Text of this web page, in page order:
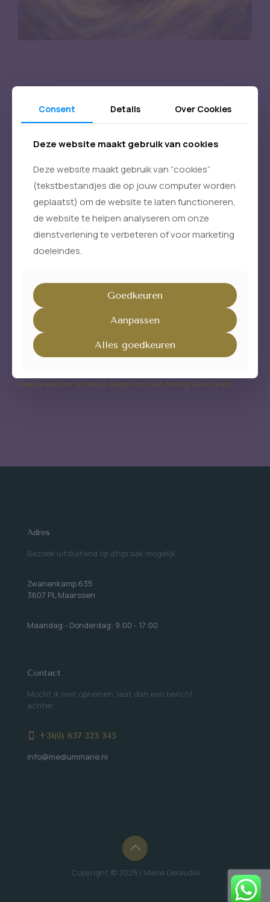
Trance Healing
In mijn sessies werk ik vanuit een diepe afstemming op
helende energie.
Ik ga in een lichte trance, waardoor de heling door mij heen
kan stromen naar de lagen waar jij het op dat moment nodig
hebt.
Je hoeft niets te doen, alleen aanwezig te zijn, te ademen en
De energie weet precies haar weg te vinden naar fysieke
Soms voel je warmte, een tinteling of diepe rust.
Soms komt er ontlading of juist helderheid.
Iedere sessie is anders, maar altijd brengt ze je terug naar
jezelf.
Voel je welkom om deze diepe vorm van heling te ervaren.
Adres
Bezoek uitsluitend op afspraak mogelijk.
Zwanenkamp 635
3607 PL Maarssen
Maandag - Donderdag: 9:00 - 17:00
Contact
Mocht ik niet opnemen, laat dan een bericht
achter.
+31(0) 637 323 345
info@mediummarie.nl
Copyright © 2025 | Marie Gelaudie
Consent Details Over Cookies
Deze website maakt gebruik van cookies
Deze website maakt gebruik van “cookies”
(tekstbestandjes die op jouw computer worden
geplaatst) om de website te laten functioneren,
de website te helpen analyseren om onze
dienstverlening te verbeteren of voor marketing
doeleindes.
Goedkeuren
Aanpassen
Alles goedkeuren